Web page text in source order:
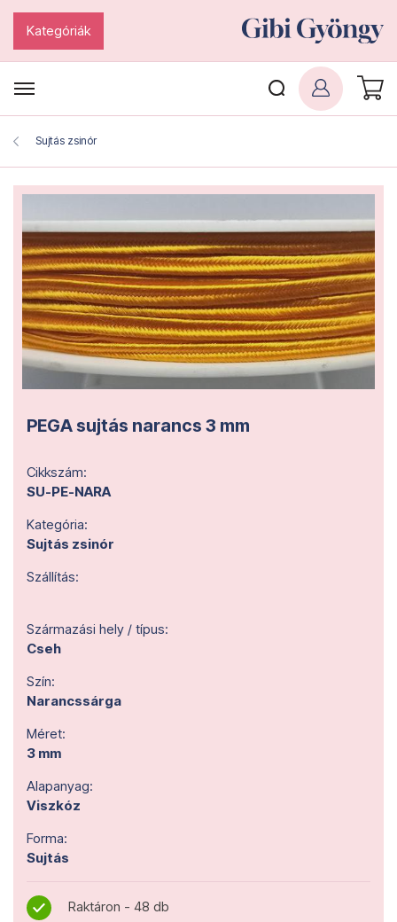
Kategóriák
Sujtás zsinór
PEGA sujtás narancs 3 mm
Cikkszám:
SU-PE-NARA
Kategória:
Sujtás zsinór
Szállítás:
Származási hely / típus:
Cseh
Szín:
Narancssárga
Méret:
3 mm
Alapanyag:
Viszkóz
Forma:
Sujtás
Raktáron - 48 db